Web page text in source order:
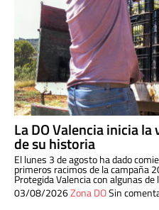
La DO Valencia inicia
de su historia
El lunes 3 de agosto ha dado
primeros racimos de la campaña
Protegida Valencia con algunas
03/08/2026Zona DOSin